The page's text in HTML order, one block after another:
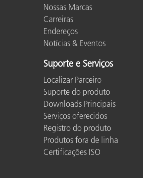
Nossas Marcas
Carreiras
Endereços
Notícias & Eventos
Suporte e Serviços
Localizar Parceiro
Suporte do produto
Downloads Principais
Serviços oferecidos
Registro do produto
Produtos fora de linha
Certificações ISO